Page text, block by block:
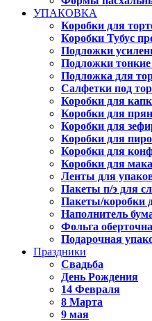
УПАКОВКА
Коробки для
Коробки Тубус
Подложки
Подложки
Подложка для
Салфетки под
Коробки для
Коробки для
Коробки для
Коробки для
Коробки для
Коробки для
Ленты для
Пакеты п/э для
Пакеты/коробки
Наполнитель
Фольга
Подарочная
Праздники
Свадьба
День Рождения
14 Февраля
8 Марта
9 мая